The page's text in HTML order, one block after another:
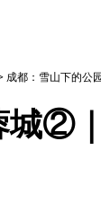
成都：雪山下的公
城②